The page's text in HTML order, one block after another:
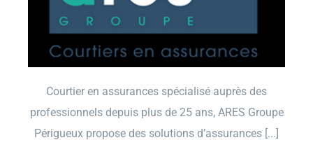
Courtier en assurances spécialisé auprès des
professionnels depuis plus de 25 ans, ARES Groupe
Périgueux propose des solutions d’assurances [...]